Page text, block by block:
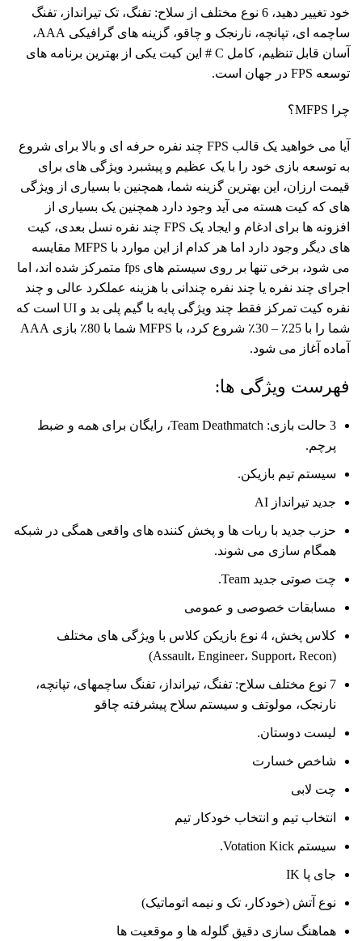
خود تغییر دهید، 6 نوع مختلف از سلاح: تفنگ، تک تیرانداز، تفنگ
ساچمه ای، تپانچه، نارنجک و چاقو، گزینه های گرافیکی AAA،
آسان قابل تنظیم، کامل C # این کیت یکی از بهترین برنامه های
توسعه FPS در جهان است.
چرا MFPS؟
آیا می خواهید یک قالب FPS چند نفره حرفه ای و بالا برای شروع
به توسعه بازی خود را با یک عظیم و پیشبرد ویژگی های برای
قیمت ارزان، این بهترین گزینه شما، همچنین با بسیاری از ویژگی
های که کیت هسته می آید وجود دارد همچنین یک بسیاری از
افزونه ها برای ادغام و ایجاد یک FPS چند نفره نسل بعدی، کیت
های دیگر وجود دارد اما هر کدام از این موارد با MFPS مقایسه
می شود، برخی تنها بر روی سیستم های fps متمرکز شده اند، اما
اجرای چند نفره یا چند نفره چندانی با هزینه عملکرد عالی و چند
نفره کیت تمرکز فقط چند ویژگی پایه با گیم پلی بد و UI است که
شما را با 25٪ – 30٪ شروع کرد، با MFPS شما با 80٪ بازی AAA
آماده آغاز می شود.
فهرست ویژگی ها:
3 حالت بازی: Team Deathmatch، رایگان برای همه و ضبط
پرچم.
سیستم تیم بازیکن.
جدید تیرانداز AI
حزب جدید با ربات ها و پخش کننده های واقعی همگی در شبکه
همگام سازی می شوند.
چت صوتی جدید Team.
مسابقات خصوصی و عمومی
کلاس پخش، 4 نوع بازیکن کلاس با ویژگی های مختلف
(Assault، Engineer، Support، Recon)
7 نوع مختلف سلاح: تفنگ، تیرانداز، تفنگ ساچمهای، تپانچه،
نارنجک، مولوتف و سیستم سلاح پیشرفته چاقو
لیست دوستان.
شاخص خسارت
چت لابی
انتخاب تیم و انتخاب خودکار تیم
سیستم Votation Kick.
جای پا IK
نوع آتش (خودکار، تک و نیمه اتوماتیک)
هماهنگ سازی دقیق گلوله ها و موقعیت ها